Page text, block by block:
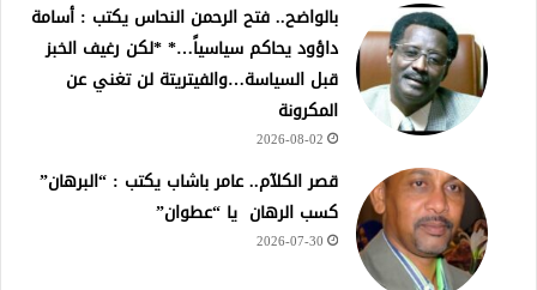
بالواضح.. فتح الرحمن النحاس يكتب : أسامة
داؤود يحاكم سياسياً…* *لكن رغيف الخبز
قبل السياسة…والفيتريتة لن تغني عن
المكرونة
2026-08-02
قصر الكلآم.. عامر باشاب يكتب : “البرهان”
كسب الرهان يا “عطوان”
2026-07-30